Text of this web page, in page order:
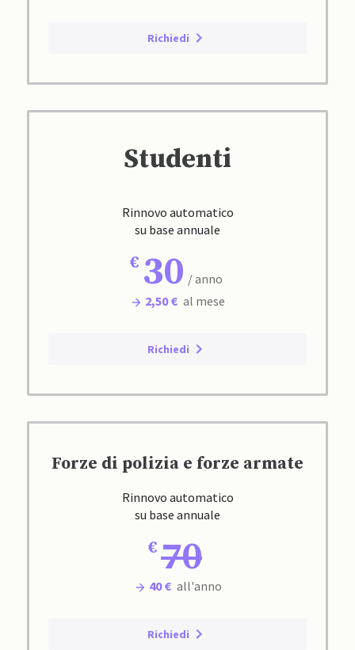
Richiedi
Studenti
Rinnovo automatico
su base annuale
30 / anno
2,50 € al mese
Richiedi
Forze di polizia e forze armate
Rinnovo automatico
su base annuale
70
40 € all'anno
Richiedi